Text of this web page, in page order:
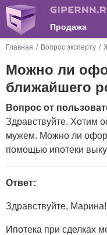
Продажа
Главная Вопрос эксперту
Можно ли
ближайшего
Вопрос от
Здравствуйте. Хотим
мужем. Можно ли
помощью ипотеки
Ответ:
Здравствуйте, Марина!
Ипотека при сделках